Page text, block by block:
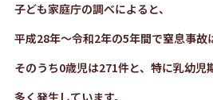
子ども家庭庁の調べによると、
平成28年～令和2年の5年間で窒息事故
そのうち0歳児は271件と、特に乳幼児
多く発生しています。